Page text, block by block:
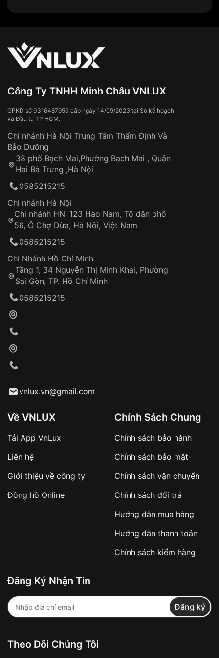
Năm 2010s:
đồng hồ, phụ kiện và nước hoa, mở rộng thị
trường sang các nước châu Á.
Versus do doanh thu sụt giảm.
Năm 2020:
đoàn thời trang Ý, tập trung vào thị trường trực
tuyến và các sản phẩm đồng hồ thông minh.
Đặc điểm nổi bật của đồng hồ Versus
Versace
Những yếu tố khiến các mẫu
lòng được nhiều người dùng đến vậy:
Thiết kế:
Sử dụng logo Medusa đặc trưng - biểu tượng của
mặt đồng hồ và dây đeo, tạo nên điểm nhấn ấn
Đồng hồ Versus
không ngại sử dụng nhiều màu
kế độc đáo, cá tính.
Chất lượng bộ máy của Versus:
Hầu hếtđồng hồ Versussử dụng bộ máy quartz
pin dài.
Công Ty TNHH Minh Châu VNLUX
GPKD số 0316487950 cấp ngày 14/09/2023 tại Sở kế hoạch
và Đầu tư TP.HCM.
Chi nhánh Hà Nội Trung Tâm Thẩm Định Và
Bảo Dưỡng
38 phố Bạch Mai,Phường Bạch Mai , Quận
Hai Bà Trưng ,Hà Nội
0585215215
Chi nhánh Hà Nội
Chi nhánh HN: 123 Hào Nam, Tổ dân phố
56, Ô Chợ Dừa, Hà Nội, Việt Nam
0585215215
Chi Nhánh Hồ Chí Minh
Tầng 1, 34 Nguyễn Thị Minh Khai, Phường
Sài Gòn, TP. Hồ Chí Minh
0585215215
vnlux.vn@gmail.com
Về VNLUX
Tải App VnLux
Liên hệ
Giới thiệu về công ty
Đồng hồ Online
Chính Sách Chung
Chính sách bảo hành
Chính sách bảo mật
Chính sách vận chuyển
Chính sách đổi trả
Hướng dẫn mua hàng
Hướng dẫn thanh toán
Chính sách kiểm hàng
Đăng Ký Nhận Tin
Đăng ký
Theo Dõi Chúng Tôi